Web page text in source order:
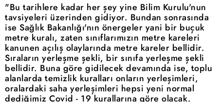
"Bu tarihlere kadar her şey yine Bilim Kurulu'nun
tavsiyeleri üzerinden gidiyor. Bundan sonrasında
ise Sağlık Bakanlığı'nın önergeler yani bir buçuk
metre kuralı, zaten sınıflarımızın metre kareleri
kanunen açılış olaylarında metre kareler bellidir.
Sıraların yerleşme şekli, bir sınıfa yerleşme şekli
bellidir. Buna göre gidilecek devamında ise, toplu
alanlarda temizlik kuralları onların yerleşimleri,
oralardaki saha yerleşimleri hepsi yeni normal
dediğimiz Covid - 19 kurallarına göre olacak.